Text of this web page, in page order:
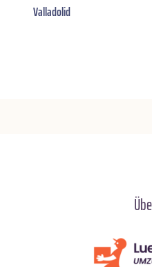
Valladolid